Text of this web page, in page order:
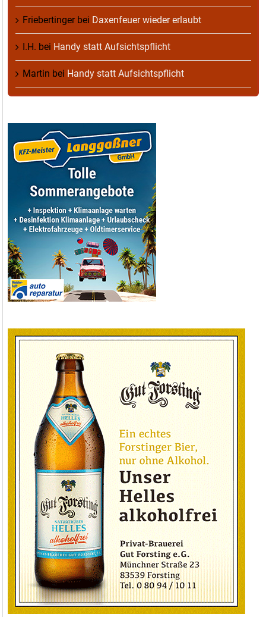
Friebertingerbei Daxenfeuer wieder erlaubt
I.H. bei Handy statt Aufsichtspflicht
Martin bei Handy statt Aufsichtspflicht